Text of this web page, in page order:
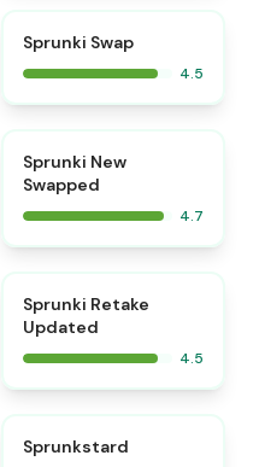
Sprunki Swap
4.5
Sprunki New
Swapped
4.7
Sprunki Retake
Updated
4.5
Sprunkstard